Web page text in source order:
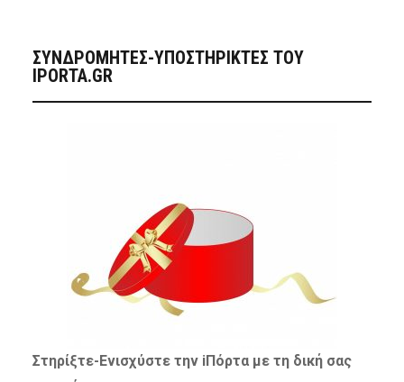
ΣΥΝΔΡΟΜΗΤΈΣ-ΥΠΟΣΤΗΡΙΚΤΈΣ ΤΟΥ
IPORTA.GR
Στηρίξτε-Ενισχύστετην iΠόρτα με τη δική σας